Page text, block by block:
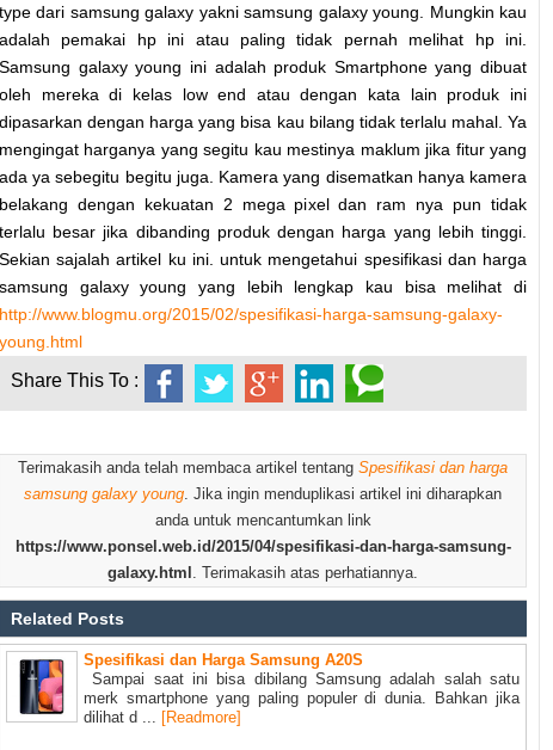
type dari samsung galaxy yakni samsung galaxy young. Mungkin kau
adalah pemakai hp ini atau paling tidak pernah melihat hp ini.
Samsung galaxy young ini adalah produk Smartphone yang dibuat
oleh mereka di kelas low end atau dengan kata lain produk ini
dipasarkan dengan harga yang bisa kau bilang tidak terlalu mahal. Ya
mengingat harganya yang segitu kau mestinya maklum jika fitur yang
ada ya sebegitu begitu juga. Kamera yang disematkan hanya kamera
belakang dengan kekuatan 2 mega pixel dan ram nya pun tidak
terlalu besar jika dibanding produk dengan harga yang lebih tinggi.
Sekian sajalah artikel ku ini. untuk mengetahui spesifikasi dan harga
samsung galaxy young yang lebih lengkap kau bisa melihat di
http://www.blogmu.org/2015/02/spesifikasi-harga-samsung-galaxy-
young.html
Share This To :
Terimakasih anda telah membaca artikel tentang Spesifikasi dan harga
samsung galaxy young . Jika ingin menduplikasi artikel ini diharapkan
anda untuk mencantumkan link
https://www.ponsel.web.id/2015/04/spesifikasi-dan-harga-samsung-
galaxy.html
. Terimakasih atas perhatiannya.
Related Posts
Spesifikasi dan Harga Samsung A20S
Sampai saat ini bisa dibilang Samsung adalah salah satu
merk smartphone yang paling populer di dunia. Bahkan jika
dilihat d ...
[Readmore]